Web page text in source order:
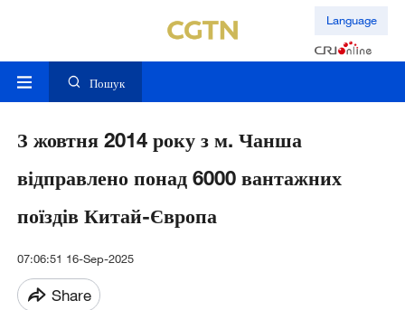
Language
Пошук
З жовтня 2014 року з м. Чанша
відправлено понад 6000 вантажних
поїздів Китай-Європа
07:06:51 16-Sep-2025
Share